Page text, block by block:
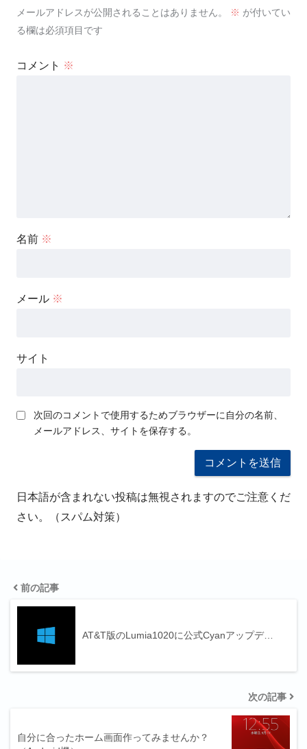
メールアドレスが公開されることはありません。 ※ が付いてい
る欄は必須項目です
コメント ※
名前 ※
メール ※
サイト
次回のコメントで使用するためブラウザーに自分の名前、
メールアドレス、サイトを保存する。
日本語が含まれない投稿は無視されますのでご注意くだ
さい。（スパム対策）
前の記事
AT&T版のLumia1020に公式Cyanアップデ…
次の記事
自分に合ったホーム画面作ってみませんか？